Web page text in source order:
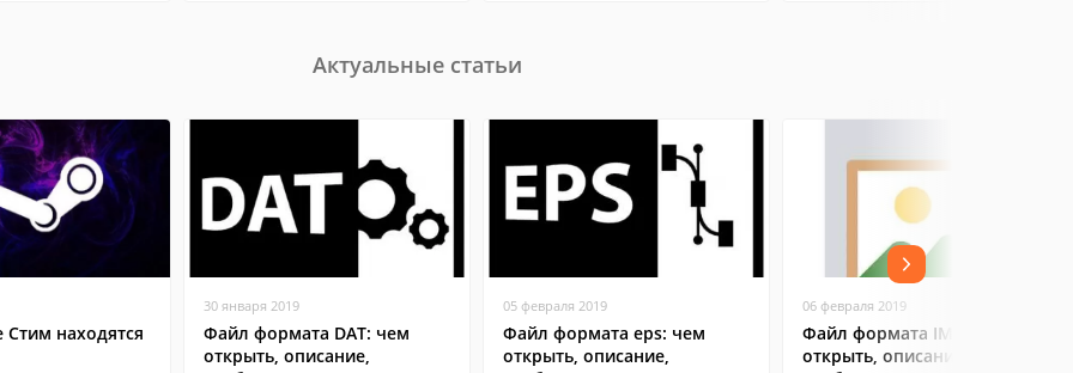
Актуальные статьи
Стим находятся
30 января 2019
Файл формата DAT: чем
открыть, описание,
05 февраля 2019
Файл формата eps: чем
открыть, описание,
06 февраля 2019
Файл формата IMG: чем
открыть, описание,